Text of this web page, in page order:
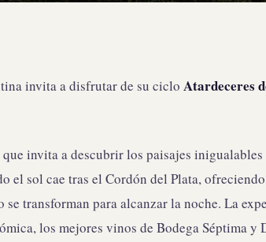
invita a disfrutar de su ciclo Atardeceres
invita a descubrir los paisajes
el sol cae tras el Cordón del Plata,
transforman para alcanzar la noche. La
los mejores vinos de Bodega Séptima y